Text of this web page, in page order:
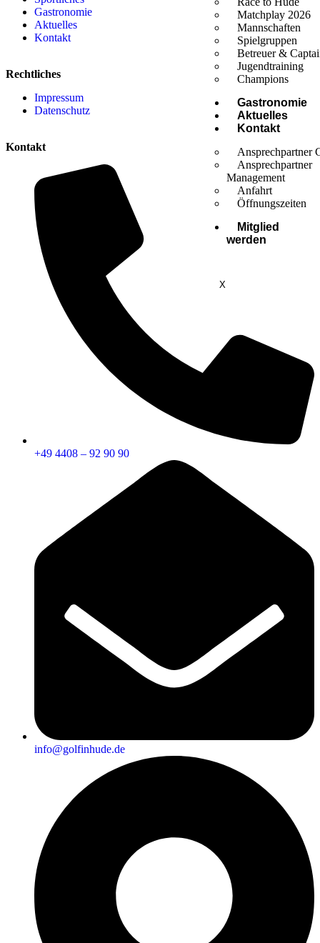
Matchplay 2026
Mannschaften
Spielgruppen
Betreuer &
Jugendtraining
Champions
Gastronomie
Aktuelles
Kontakt
Ansprechpartner
Ansprechpartner
Management
Anfahrt
Öffnungszeiten
Mitglied
werden
X
Gastronomie
Aktuelles
Kontakt
Rechtliches
Impressum
Datenschutz
Kontakt
+49 4408 – 92 90 90
info@golfinhude.de